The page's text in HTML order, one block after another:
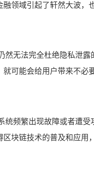
领域引起了轩然大波，
无法完全杜绝隐私泄
可能会给用户带来不必
频繁出现故障或者遭
块链技术的普及和应用